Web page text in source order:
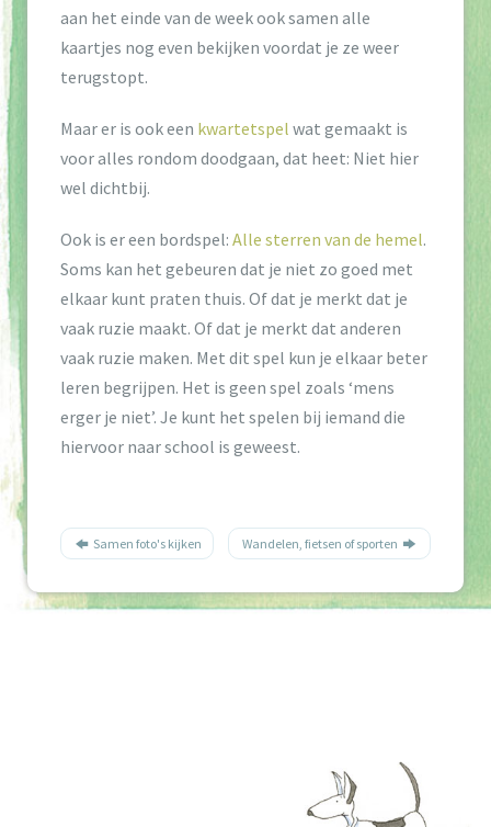
aan het einde van de week ook samen alle
kaartjes nog even bekijken voordat je ze weer
terugstopt.
Maar er is ook een kwartetspel wat gemaakt is
voor alles rondom doodgaan, dat heet: Niet hier
wel dichtbij.
Ook is er een bordspel: Alle sterren van de hemel.
Soms kan het gebeuren dat je niet zo goed met
elkaar kunt praten thuis. Of dat je merkt dat je
vaak ruzie maakt. Of dat je merkt dat anderen
vaak ruzie maken. Met dit spel kun je elkaar beter
leren begrijpen. Het is geen spel zoals ‘mens
erger je niet’. Je kunt het spelen bij iemand die
hiervoor naar school is geweest.
Samen foto's kijken Wandelen, fietsen of sporten